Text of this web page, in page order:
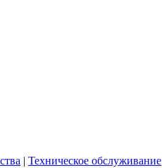
| Техническое обслуживание